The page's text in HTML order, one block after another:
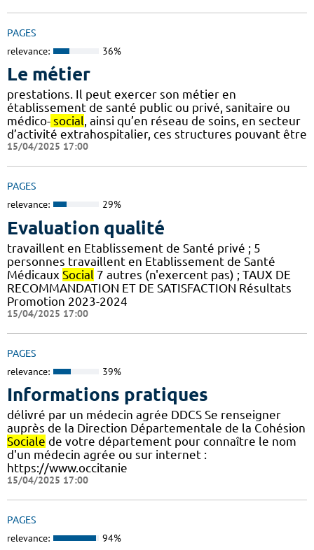
PAGES
relevance: 36%
Le métier
prestations. Il peut exercer son métier en
établissement de santé public ou privé, sanitaire ou
médico- social, ainsi qu’en réseau de soins, en secteur
d’activité extrahospitalier, ces structures pouvant être
15/04/2025 17:00
PAGES
relevance: 29%
Evaluation qualité
travaillent en Etablissement de Santé privé ; 5
personnes travaillent en Etablissement de Santé
Médicaux Social 7 autres (n'exercent pas) ; TAUX DE
RECOMMANDATION ET DE SATISFACTION Résultats
Promotion 2023-2024
15/04/2025 17:00
PAGES
relevance: 39%
Informations pratiques
délivré par un médecin agrée DDCS Se renseigner
auprès de la Direction Départementale de la Cohésion
Sociale de votre département pour connaître le nom
d'un médecin agrée ou sur internet :
https://www.occitanie
15/04/2025 17:00
PAGES
relevance: 94%